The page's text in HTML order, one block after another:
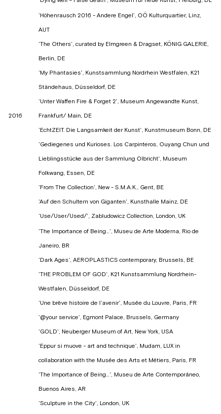
2016
'Höhenrausch 2016 - Andere Engel', OÖ Kulturquartier, Linz,
AUT
'The Others', curated by Elmgreen & Dragset, KÖNIG GALERIE,
Berlin, DE
'My Phantasies', Kunstsammlung Nordrhein Westfalen, K21
Ständehaus, Düsseldorf, DE
'Unter Waffen Fire & Forget 2', Museum Angewandte Kunst,
Frankfurt/ Main, DE
'EchtZEIT. Die Langsamkeit der Kunst', Kunstmuseum Bonn, DE
'Gediegenes und Kurioses. Los Carpinteros, Ouyang Chun und
Lieblingsstücke aus der Sammlung Olbricht', Museum
Folkwang, Essen, DE
'From The Collection', New - S.M.A.K., Gent, BE
'Auf den Schultern von Giganten', Kunsthalle Mainz, DE
'Use/User/Used/', Zabludowicz Collection, London, UK
'The Importance of Being…', Museu de Arte Moderna, Rio de
Janeiro, BR
'Dark Ages', AEROPLASTICS contemporary, Brussels, BE
'THE PROBLEM OF GOD', K21 Kunstsammlung Nordrhein-
Westfalen, Düsseldorf, DE
'Une brève histoire de l'avenir', Musée du Louvre, Paris, FR
'@your service', Egmont Palace, Brussels, Germany
'GOLD', Neuberger Museum of Art, New York, USA
'Eppur si muove - art and technique', Mudam, LUX in
collaboration with the Musée des Arts et Métiers, Paris, FR
'The Importance of Being…', Museu de Arte Contemporáneo,
Buenos Aires, AR
'Sculpture in the City', London, UK